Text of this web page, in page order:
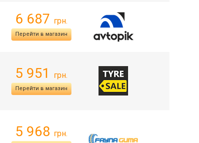
6 687 грн.
Перейти в магазин
5 951 грн.
Перейти в магазин
5 968 грн.